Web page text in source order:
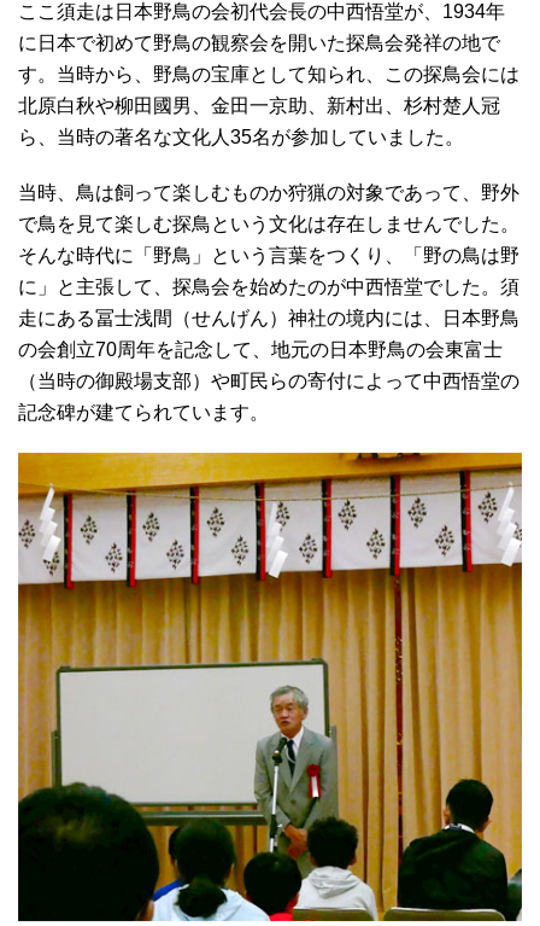
ここ須走は日本野鳥の会初代会長の中西悟堂が、1934年
に日本で初めて野鳥の観察会を開いた探鳥会発祥の地で
す。当時から、野鳥の宝庫として知られ、この探鳥会には
北原白秋や柳田國男、金田一京助、新村出、杉村楚人冠
ら、当時の著名な文化人35名が参加していました。
当時、鳥は飼って楽しむものか狩猟の対象であって、野外
で鳥を見て楽しむ探鳥という文化は存在しませんでした。
そんな時代に「野鳥」という言葉をつくり、「野の鳥は野
に」と主張して、探鳥会を始めたのが中西悟堂でした。須
走にある冨士浅間（せんげん）神社の境内には、日本野鳥
の会創立70周年を記念して、地元の日本野鳥の会東富士
（当時の御殿場支部）や町民らの寄付によって中西悟堂の
記念碑が建てられています。